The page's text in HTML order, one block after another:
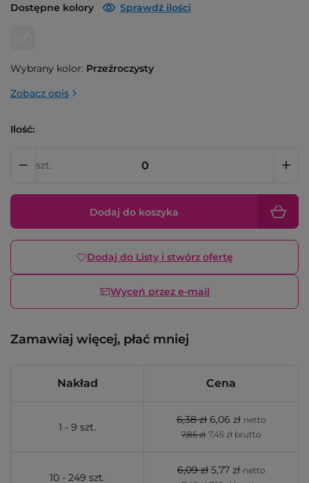
Dostępne kolory Sprawdź ilości
Wybrany kolor: Przeźroczysty
Zobacz opis
Ilość:
szt.
Dodaj do koszyka
Dodaj do Listy i stwórz ofertę
Wyceń przez e-mail
Zamawiaj więcej, płać mniej
Nakład Cena
1 - 9 szt.
6,38 zł 6,06 zł netto
7,85 zł 7,45 zł brutto
10 - 249 szt.
6,09 zł 5,77 zł netto